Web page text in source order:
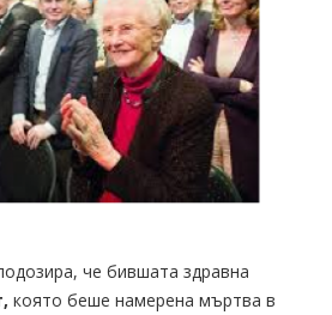
че бившата здравна
която беше намерена мъртва в